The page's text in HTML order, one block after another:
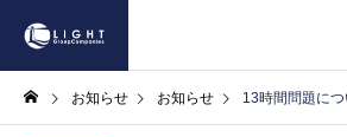
お知らせ お知らせ 13時間問題に